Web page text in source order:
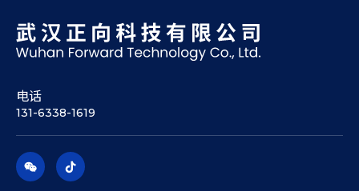
电话
131-6338-1619